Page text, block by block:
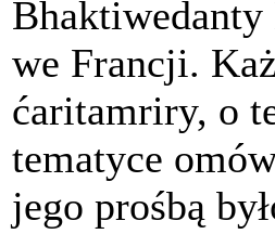
Bhaktiwedanty
we Francji.
ćaritamriry, o
tematyce
jego prośbą